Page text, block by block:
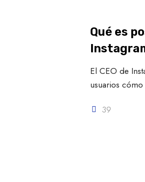
Qué es
El CEO de
usuarios
39